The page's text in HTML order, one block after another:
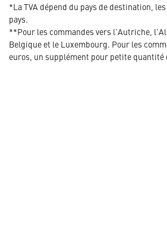
*La TVA dépend du pays de destination,
pays.
**Pour les commandes vers l'Autriche,
Belgique et le Luxembourg. Pour les
euros, un supplément pour petite quantité